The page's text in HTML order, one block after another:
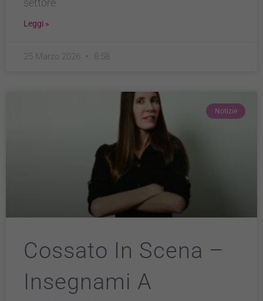
settore
Leggi »
25 Marzo 2026 8:58
Notizie
Cossato In Scena –
Insegnami A